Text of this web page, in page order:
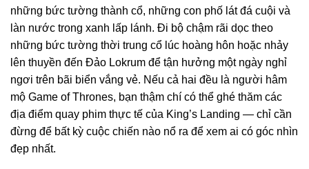
những bức tường thành cổ, những con phố lát đá cuội và
làn nước trong xanh lấp lánh. Đi bộ chậm rãi dọc theo
những bức tường thời trung cổ lúc hoàng hôn hoặc nhảy
lên thuyền đến Đảo Lokrum để tận hưởng một ngày nghỉ
ngơi trên bãi biển vắng vẻ. Nếu cả hai đều là người hâm
mộ Game of Thrones, bạn thậm chí có thể ghé thăm các
địa điểm quay phim thực tế của King’s Landing — chỉ cần
đừng để bất kỳ cuộc chiến nào nổ ra để xem ai có góc nhìn
đẹp nhất.